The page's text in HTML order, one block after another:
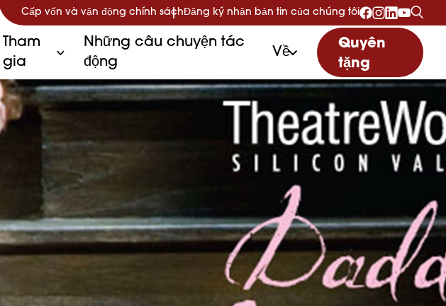
Cấp vốn và vận động chính sáchĐăng ký nhận bản tin của chúng tôi
Tham
gia
Những câu chuyện tác
động
Về
Quyên
tặng